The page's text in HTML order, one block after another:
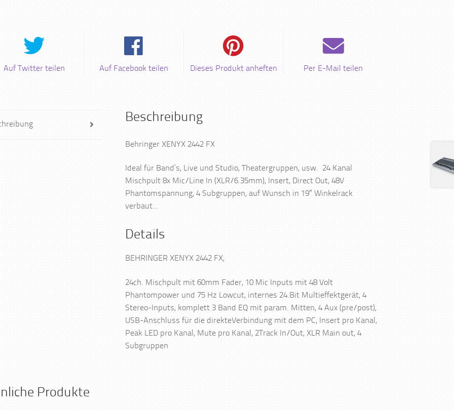
Auf Twitter teilen Auf Facebook teilen Dieses Produkt anheften Per E-Mail teilen
Beschreibung
Behringer XENYX 2442 FX
Ideal für Band’s, Live und Studio, Theatergruppen, usw. 24 Kanal
Mischpult 8x Mic/Line In (XLR/6.35mm), Insert, Direct Out, 48V
Phantomspannung, 4 Subgruppen, auf Wunsch in 19″ Winkelrack
verbaut…
Details
BEHRINGER XENYX 2442 FX,
24ch. Mischpult mit 60mm Fader, 10 Mic Inputs mit 48 Volt
Phantompower und 75 Hz Lowcut, internes 24.Bit Multieffektgerät, 4
Stereo-Inputs, komplett 3 Band EQ mit param. Mitten, 4 Aux (pre/post),
USB-Anschluss für die direkteVerbindung mit dem PC, Insert pro Kanal,
Peak LED pro Kanal, Mute pro Kanal, 2Track In/Out, XLR Main out, 4
Subgruppen
Produkte